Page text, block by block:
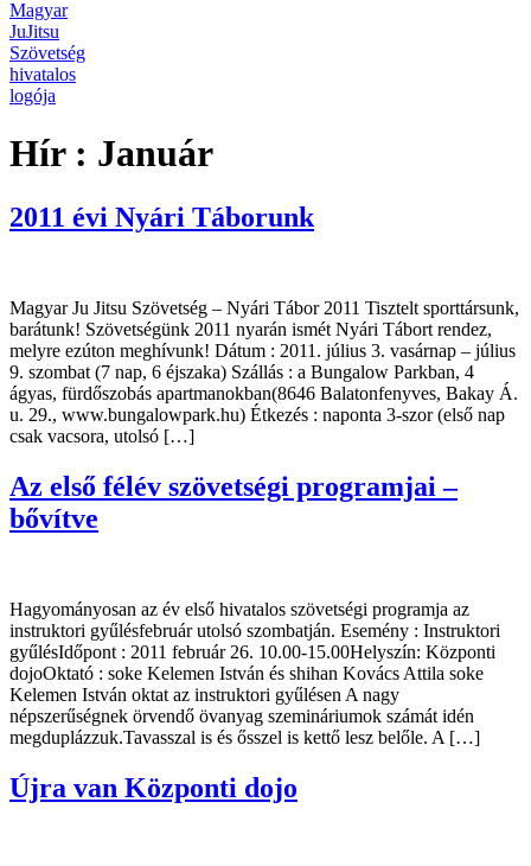
Hír : Január
2011 évi Nyári Táborunk
Magyar Ju Jitsu Szövetség – Nyári Tábor 2011 Tisztelt sporttársunk,
barátunk! Szövetségünk 2011 nyarán ismét Nyári Tábort rendez,
melyre ezúton meghívunk! Dátum : 2011. július 3. vasárnap – július
9. szombat (7 nap, 6 éjszaka) Szállás : a Bungalow Parkban, 4
ágyas, fürdőszobás apartmanokban(8646 Balatonfenyves, Bakay Á.
u. 29., www.bungalowpark.hu) Étkezés : naponta 3-szor (első nap
csak vacsora, utolsó […]
Az első félév szövetségi programjai –
bővítve
Hagyományosan az év első hivatalos szövetségi programja az
instruktori gyűlésfebruár utolsó szombatján. Esemény : Instruktori
gyűlésIdőpont : 2011 február 26. 10.00-15.00Helyszín: Központi
dojoOktató : soke Kelemen István és shihan Kovács Attila soke
Kelemen István oktat az instruktori gyűlésen A nagy
népszerűségnek örvendő övanyag szemináriumok számát idén
megduplázzuk.Tavasszal is és ősszel is kettő lesz belőle. A […]
Újra van Központi dojo